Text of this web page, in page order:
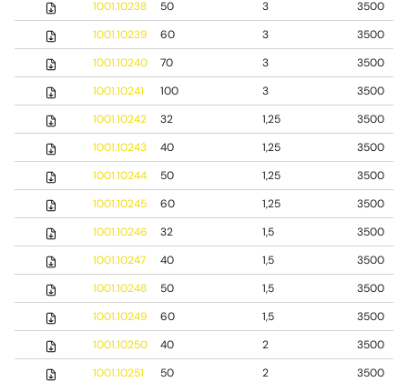
1001.10238
50 3
3500
1001.10239
60 3
3500
1001.10240
70 3
3500
1001.10241
100 3
3500
1001.10242
32 1,25
3500
1001.10243
40 1,25
3500
1001.10244
50 1,25
3500
1001.10245
60 1,25
3500
1001.10246
32 1,5
3500
1001.10247
40 1,5
3500
1001.10248
50 1,5
3500
1001.10249
60 1,5
3500
1001.10250
40 2
3500
1001.10251
50 2
3500